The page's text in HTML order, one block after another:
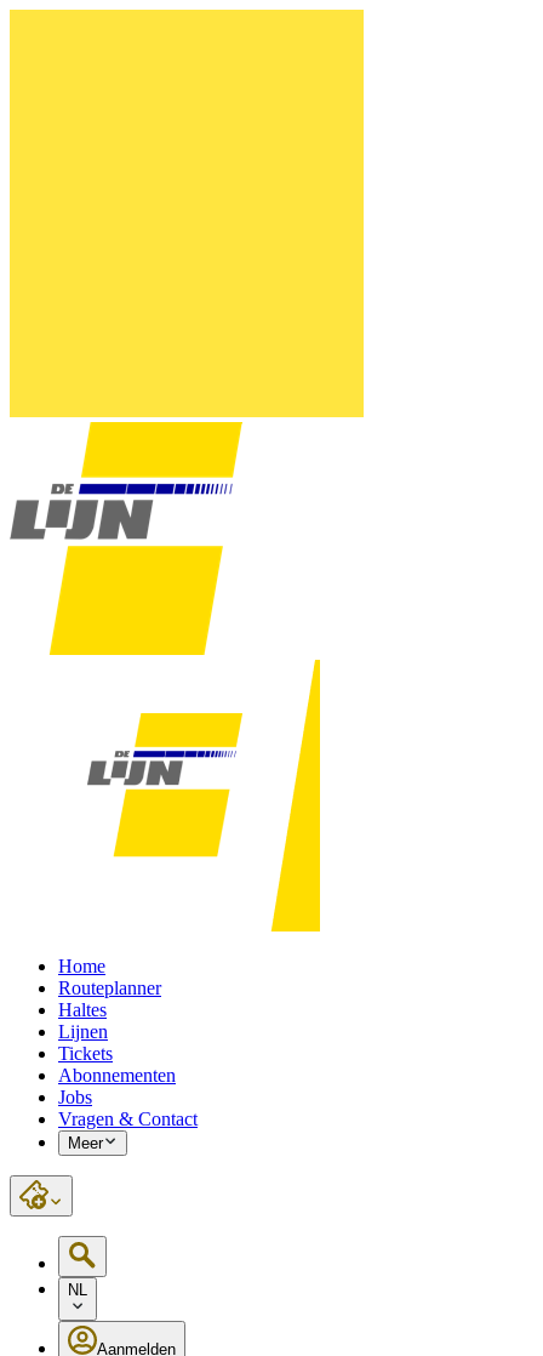
Home
Routeplanner
Haltes
Lijnen
Tickets
Abonnementen
Jobs
Vragen & Contact
Meer
NL
Aanmelden